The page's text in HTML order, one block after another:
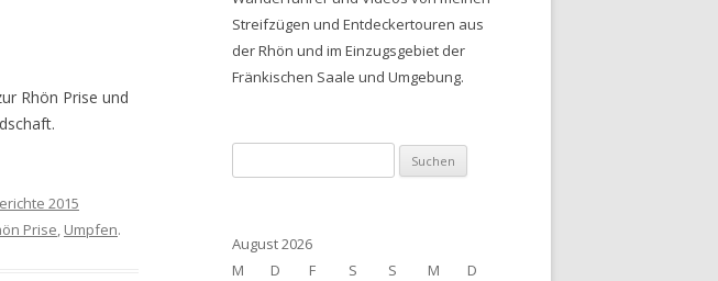
MEINE WANDERUNGEN 2021
KREUZBERG BIS HAMMELBURG
VOM KREUZBERG NACH
Rhön Prise und
2015
Prise, Umpfen.
Streifzügen und Entdeckertouren aus
der Rhön und im Einzugsgebiet der
Fränkischen Saale und Umgebung.
nach:
August 2026
M
D F S S M
D